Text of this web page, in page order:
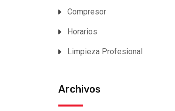
Compresor
Horarios
Limpieza Profesional
Archivos